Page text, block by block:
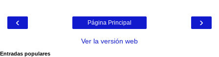
‹ ›
Página Principal
Ver la versión web
Entradas populares